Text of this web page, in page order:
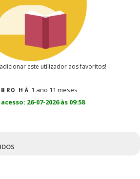
este utilizador aos favoritos!
HÁ 1 ano 11 meses
26-07-2026 às 09:58